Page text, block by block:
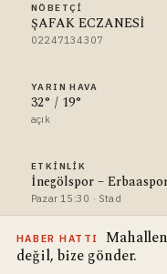
NÖBETÇI
ŞAFAK ECZANESİ
02247134307
YARIN HAVA
32° / 19°
açık
ETKINLIK
İnegölspor –
Pazar 15:30 · Stad
HABER HATTI
değil, bize gönder.